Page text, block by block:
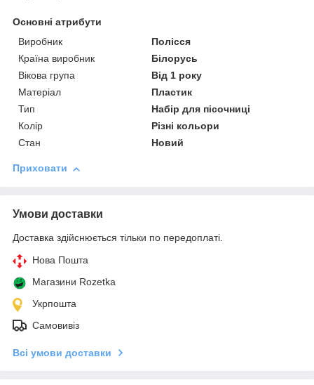
Основні атрибути
Виробник
Полісся
Країна виробник
Білорусь
Вікова група
Від 1 року
Матеріал
Пластик
Тип
Набір для пісочниці
Колір
Різні кольори
Стан
Новий
Приховати
Умови доставки
Доставка здійснюється тільки по передоплаті.
Нова Пошта
Магазини Rozetka
Укрпошта
Самовивіз
Всі умови доставки